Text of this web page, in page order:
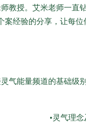
教授。艾米老师一直
案经验的分享，让每
气能量频道的基础
•灵气理